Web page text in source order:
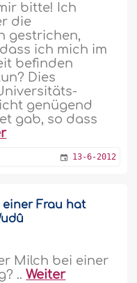
bitte! Ich
die
gestrichen,
ich mich im
befinden
Dies
genügend
gab, so dass
13-6-2012
Frau hat
Milch bei einer
..Weiter